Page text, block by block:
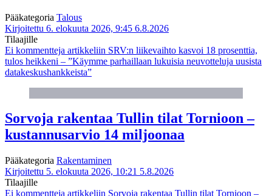
Pääkategoria Talous
Kirjoitettu 6. elokuuta 2026, 9:45 6.8.2026
Tilaajille
Ei kommentteja artikkeliin SRV:n liikevaihto kasvoi 18 prosenttia,
tulos heikkeni – ”Käymme parhaillaan lukuisia neuvotteluja uusista
datakeskushankkeista”
Sorvoja rakentaa Tullin tilat Tornioon –
kustannusarvio 14 miljoonaa
Pääkategoria Rakentaminen
Kirjoitettu 5. elokuuta 2026, 10:21 5.8.2026
Tilaajille
Ei kommentteja artikkeliin Sorvoja rakentaa Tullin tilat Tornioon –